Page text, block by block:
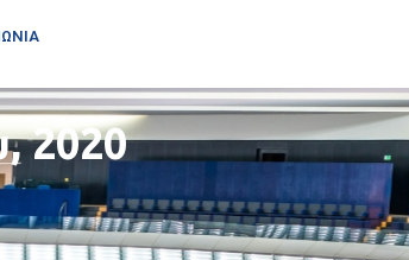
2020